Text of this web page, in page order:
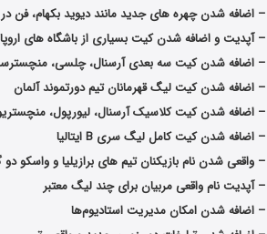
– اضافه شدن چهره های جدید مانند دیوید بکهام، فن در
– آپدیت و اضافه شدن کیت بسیاری از باشگاه های
– اضافه شدن کیت سه بعدی آرسنال، چلسی،
– اضافه شدن کیت لیگ قهرمانان تیم دورتموند آلمان
– اضافه شدن کیت کلاسیک آرسنال، لیورپول،
– اضافه شدن کیت کامل لیگ سری B ایتالیا
– واقعی شدن نام بازیکنان تیم های برازیلیا و واسکو دو
– آپدیت نام واقعی مربیان برای چند لیگ معتبر
– اضافه شدن امکان مدیریت استادیوم‌ها